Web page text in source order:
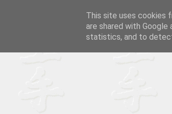
This site uses cookies
are shared with
statistics, and to